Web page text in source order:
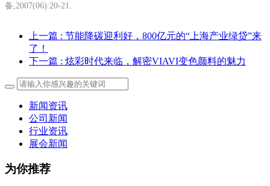
备,2007(06):20-21.
上一篇 : 节能降碳迎利好，800亿元的“上海产业绿贷”来
了！
下一篇 : 炫彩时代来临，解密VIAVI变色颜料的魅力
新闻资讯
公司新闻
行业资讯
展会新闻
为你推荐